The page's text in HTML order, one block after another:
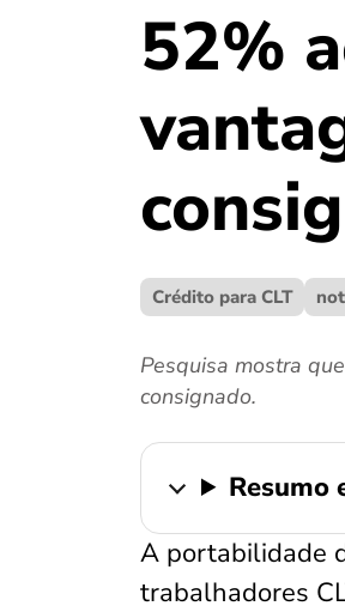
52%
Crédito para CLT
Pesquisa mostra
consignado.
Resumo
A portabilidade
trabalhadores